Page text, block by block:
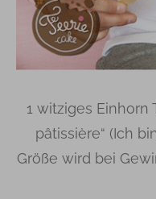
1 witziges Einhorn
pâtissière“ (Ich
Größe wird bei